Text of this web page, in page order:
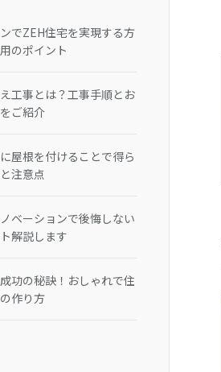
でZEH住宅を実現する方
のポイント
工事とは？工事手順とお
ご紹介
屋根を付けることで得ら
注意点
ベーションで後悔しない
解説します
功の秘訣！おしゃれで住
作り方